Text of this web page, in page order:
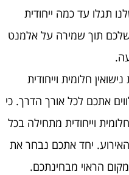
תגלו עד כמה ייחודית
תוך שמירה על אלמנט
חלומית וייחודית
אתכם לכל אורך הדרך. כי
וייחודית מתחילה בכל
יחד אתכם נבחר את
הראוי מבחינתכם.